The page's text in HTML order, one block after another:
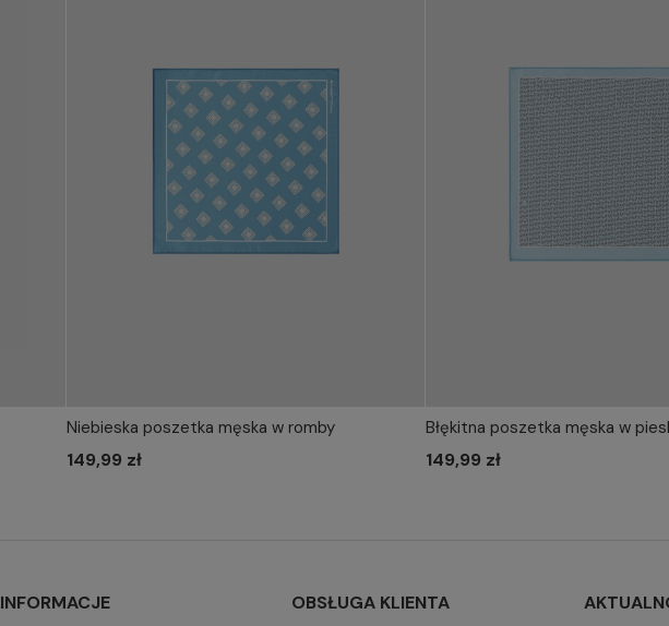
WYBIERZ ROZMIAR DO KOSZYKA
Niebieska poszetka męska w romby
149,99 zł
WYBIERZ ROZMIAR DO
Błękitna poszetka męska w
149,99 zł
INFORMACJE OBSŁUGA KLIENTA